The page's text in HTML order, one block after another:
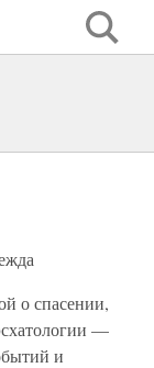
о спасении,
—
и